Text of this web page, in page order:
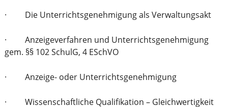
· Die Unterrichtsgenehmigung als Verwaltungsakt
· Anzeigeverfahren und Unterrichtsgenehmigung
gem. §§ 102 SchulG, 4 ESchVO
· Anzeige- oder Unterrichtsgenehmigung
· Wissenschaftliche Qualifikation – Gleichwertigkeit